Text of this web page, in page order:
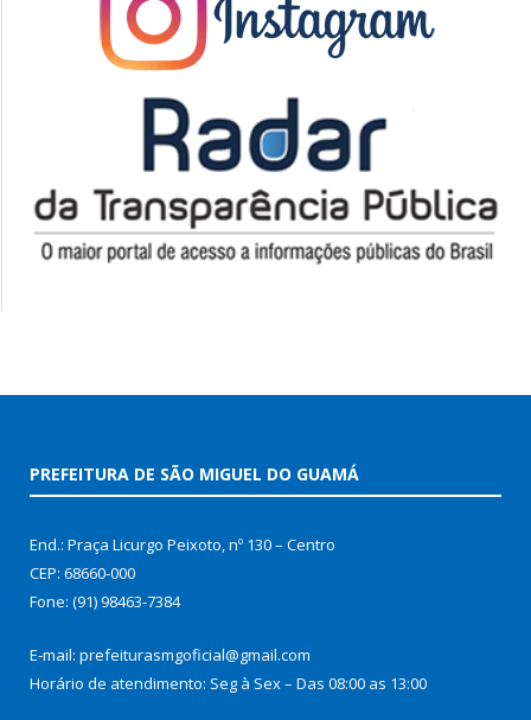
PREFEITURA DE SÃO MIGUEL DO GUAMÁ
End.: Praça Licurgo Peixoto, nº 130 – Centro
CEP: 68660-000
Fone: (91) 98463-7384
E-mail: prefeiturasmgoficial@gmail.com
Horário de atendimento: Seg à Sex – Das 08:00 as 13:00